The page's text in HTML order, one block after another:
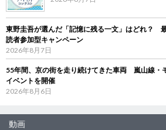
東野圭吾が選んだ「記憶に残る一文」はどれ？
読者参加型キャンペーン
2026年8月7日
55年間、京の街を走り続けてきた車両 嵐山線・
イベントを開催
2026年8月6日
動画